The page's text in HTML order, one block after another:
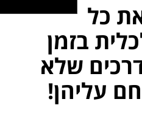
כל
בזמן
7 דרכים שלא
עליהן!